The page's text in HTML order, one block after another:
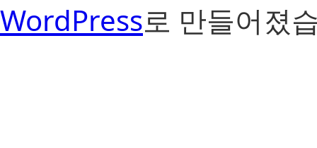
WordPress로 만들어졌